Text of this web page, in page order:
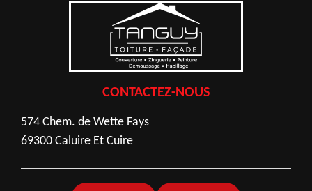
CONTACTEZ-NOUS
574 Chem. de Wette Fays
69300 Caluire Et Cuire